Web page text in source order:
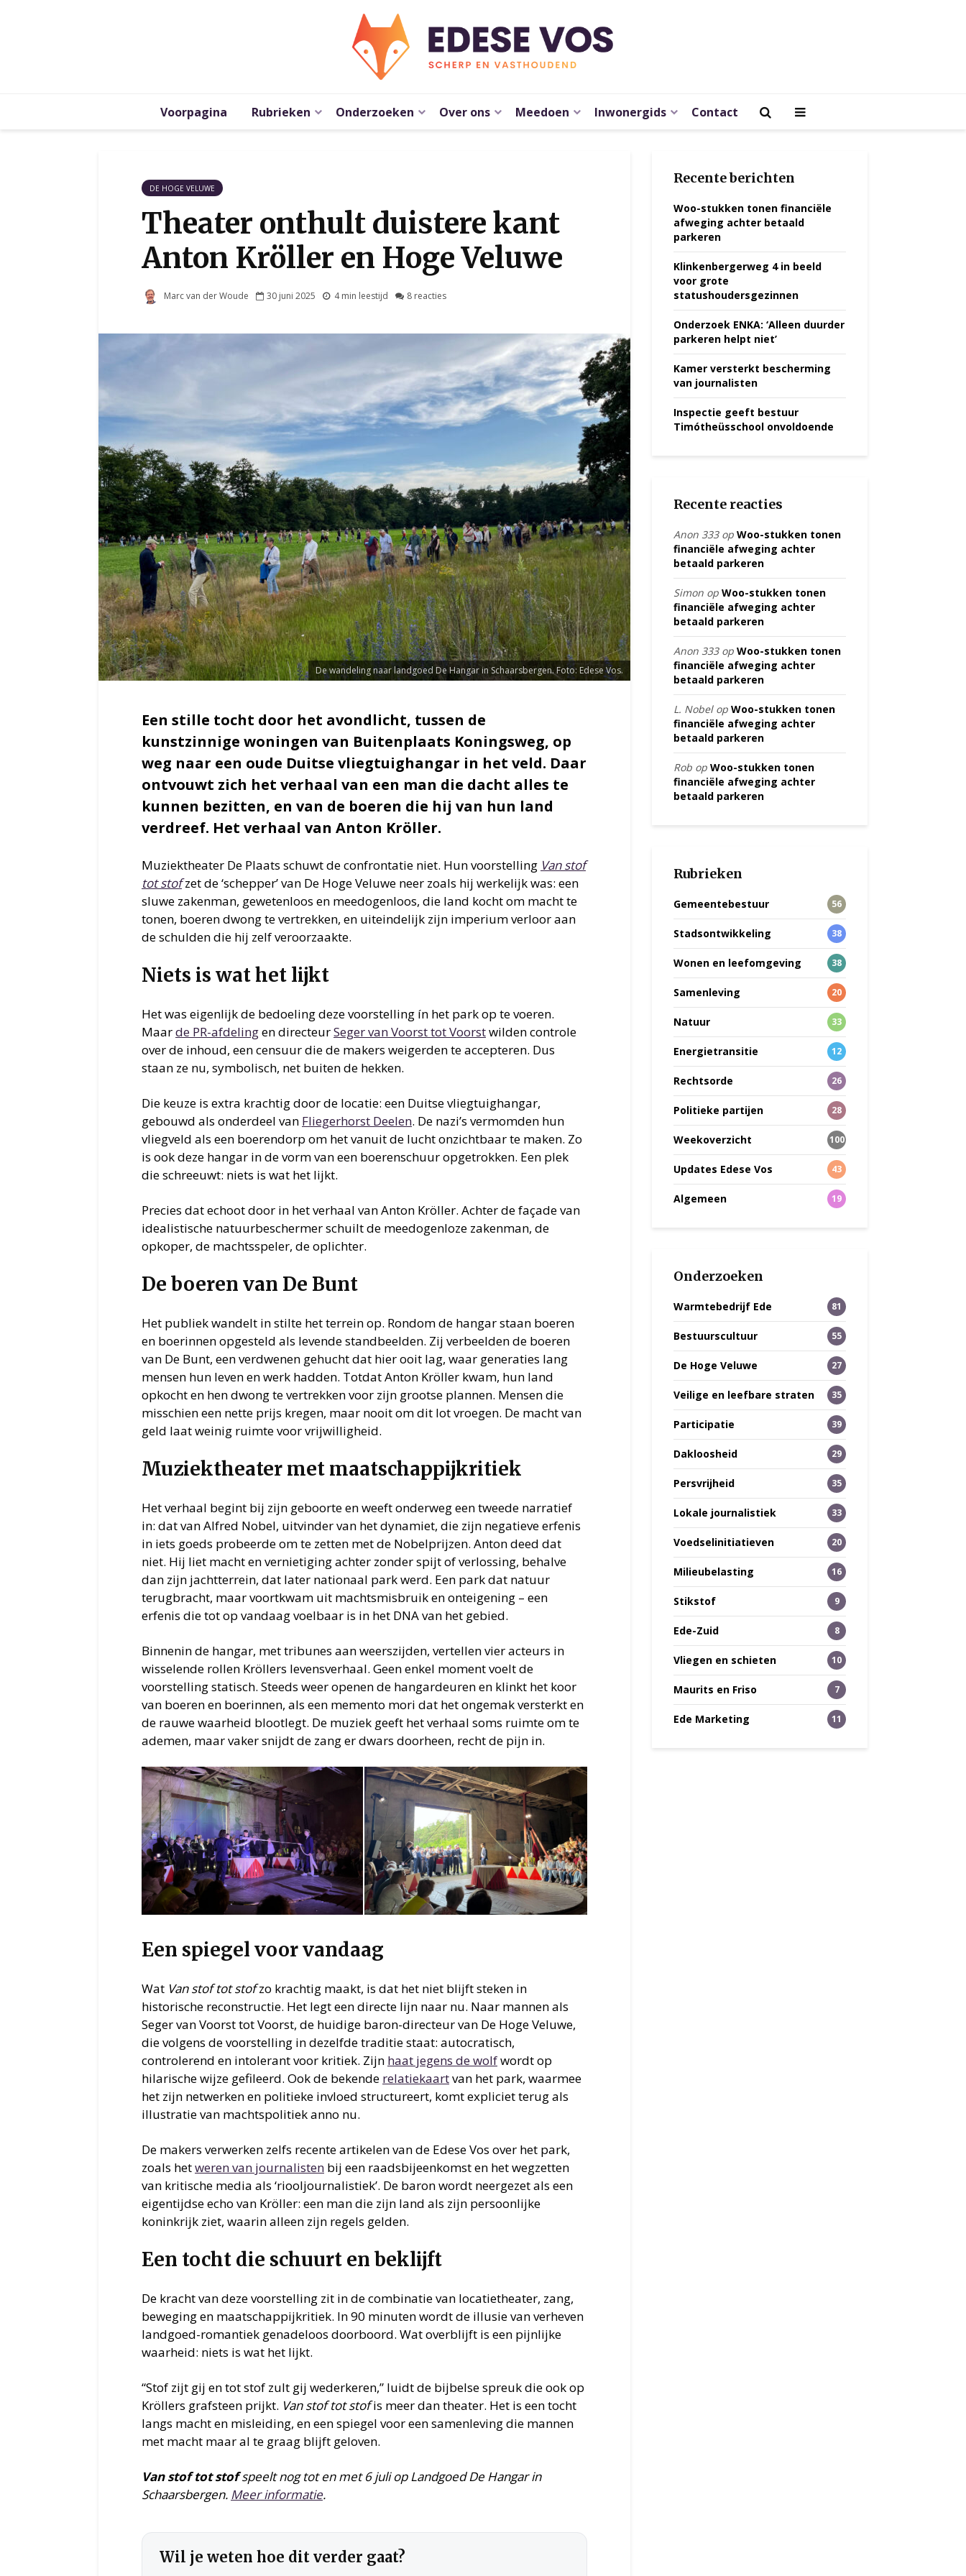
Voorpagina Rubrieken Onderzoeken Over ons Meedoen Inwonergids Contact
DE HOGE VELUWE
Theater onthult duistere kant
Anton Kröller en Hoge Veluwe
Marc van der Woude 30 juni 2025 4 min leestijd 8 reacties
De wandeling naar landgoed De Hangar in Schaarsbergen. Foto: Edese Vos.
Een stille tocht door het avondlicht, tussen de
kunstzinnige woningen van Buitenplaats Koningsweg, op
weg naar een oude Duitse vliegtuighangar in het veld. Daar
ontvouwt zich het verhaal van een man die dacht alles te
kunnen bezitten, en van de boeren die hij van hun land
verdreef. Het verhaal van Anton Kröller.
Muziektheater De Plaats schuwt de confrontatie niet. Hun voorstelling Van stof
tot stofzet de ‘schepper’ van De Hoge Veluwe neer zoals hij werkelijk was: een
sluwe zakenman, gewetenloos en meedogenloos, die land kocht om macht te
tonen, boeren dwong te vertrekken, en uiteindelijk zijn imperium verloor aan
de schulden die hij zelf veroorzaakte.
Niets is wat het lijkt
Het was eigenlijk de bedoeling deze voorstelling ín het park op te voeren.
Maarde PR-afdelingen directeurSeger van Voorst tot Voorstwilden controle
over de inhoud, een censuur die de makers weigerden te accepteren. Dus
staan ze nu, symbolisch, net buiten de hekken.
Die keuze is extra krachtig door de locatie: een Duitse vliegtuighangar,
gebouwd als onderdeel van Fliegerhorst Deelen. De nazi’s vermomden hun
vliegveld als een boerendorp om het vanuit de lucht onzichtbaar te maken. Zo
is ook deze hangar in de vorm van een boerenschuur opgetrokken. Een plek
die schreeuwt: niets is wat het lijkt.
Precies dat echoot door in het verhaal van Anton Kröller. Achter de façade van
idealistische natuurbeschermer schuilt de meedogenloze zakenman, de
opkoper, de machtsspeler, de oplichter.
De boeren van De Bunt
Het publiek wandelt in stilte het terrein op. Rondom de hangar staan boeren
en boerinnen opgesteld als levende standbeelden. Zij verbeelden de boeren
van De Bunt, een verdwenen gehucht dat hier ooit lag, waar generaties lang
mensen hun leven en werk hadden. Totdat Anton Kröller kwam, hun land
opkocht en hen dwong te vertrekken voor zijn grootse plannen. Mensen die
misschien een nette prijs kregen, maar nooit om dit lot vroegen. De macht van
geld laat weinig ruimte voor vrijwilligheid.
Muziektheater met maatschappijkritiek
Het verhaal begint bij zijn geboorte en weeft onderweg een tweede narratief
in: dat van Alfred Nobel, uitvinder van het dynamiet, die zijn negatieve erfenis
in iets goeds probeerde om te zetten met de Nobelprijzen. Anton deed dat
niet. Hij liet macht en vernietiging achter zonder spijt of verlossing, behalve
dan zijn jachtterrein, dat later nationaal park werd. Een park dat natuur
terugbracht, maar voortkwam uit machtsmisbruik en onteigening – een
erfenis die tot op vandaag voelbaar is in het DNA van het gebied.
Binnenin de hangar, met tribunes aan weerszijden, vertellen vier acteurs in
wisselende rollen Kröllers levensverhaal. Geen enkel moment voelt de
voorstelling statisch. Steeds weer openen de hangardeuren en klinkt het koor
van boeren en boerinnen, als een memento mori dat het ongemak versterkt en
de rauwe waarheid blootlegt. De muziek geeft het verhaal soms ruimte om te
ademen, maar vaker snijdt de zang er dwars doorheen, recht de pijn in.
Een spiegel voor vandaag
Wat Van stof tot stofzo krachtig maakt, is dat het niet blijft steken in
historische reconstructie. Het legt een directe lijn naar nu. Naar mannen als
Seger van Voorst tot Voorst, de huidige baron-directeur van De Hoge Veluwe,
die volgens de voorstelling in dezelfde traditie staat: autocratisch,
controlerend en intolerant voor kritiek. Zijn haat jegens de wolfwordt op
hilarische wijze gefileerd. Ook de bekende relatiekaartvan het park, waarmee
het zijn netwerken en politieke invloed structureert, komt expliciet terug als
illustratie van machtspolitiek anno nu.
De makers verwerken zelfs recente artikelen van de Edese Vos over het park,
zoals hetweren van journalisten bij een raadsbijeenkomst en het wegzetten
van kritische media als ‘riooljournalistiek’. De baron wordt neergezet als een
eigentijdse echo van Kröller: een man die zijn land als zijn persoonlijke
koninkrijk ziet, waarin alleen zijn regels gelden.
Een tocht die schuurt en beklijft
De kracht van deze voorstelling zit in de combinatie van locatietheater, zang,
beweging en maatschappijkritiek. In 90 minuten wordt de illusie van verheven
landgoed-romantiek genadeloos doorboord. Wat overblijft is een pijnlijke
waarheid: niets is wat het lijkt.
“Stof zijt gij en tot stof zult gij wederkeren,” luidt de bijbelse spreuk die ook op
Kröllers grafsteen prijkt. Van stof tot stofis meer dan theater. Het is een tocht
langs macht en misleiding, en een spiegel voor een samenleving die mannen
met macht maar al te graag blijft geloven.
Van stof tot stofspeelt nog tot en met 6 juli op Landgoed De Hangar in
Schaarsbergen. Meer informatie.
Wil je weten hoe dit verder gaat?
Recente berichten
Woo-stukken tonen financiële
afweging achter betaald
parkeren
Klinkenbergerweg 4 in beeld
voor grote
statushoudersgezinnen
Onderzoek ENKA: ‘Alleen duurder
parkeren helpt niet’
Kamer versterkt bescherming
van journalisten
Inspectie geeft bestuur
Timótheüsschool onvoldoende
Recente reacties
Anon 333op Woo-stukken tonen
financiële afweging achter
betaald parkeren
Simon op Woo-stukken tonen
financiële afweging achter
betaald parkeren
Anon 333op Woo-stukken tonen
financiële afweging achter
betaald parkeren
L. Nobelop Woo-stukken tonen
financiële afweging achter
betaald parkeren
Rob op Woo-stukken tonen
financiële afweging achter
betaald parkeren
Rubrieken
Gemeentebestuur 56
Stadsontwikkeling 38
Wonen en leefomgeving 38
Samenleving 20
Natuur 33
Energietransitie 12
Rechtsorde 26
Politieke partijen 28
Weekoverzicht 100
Updates Edese Vos 43
Algemeen 19
Onderzoeken
Warmtebedrijf Ede 81
Bestuurscultuur 55
De Hoge Veluwe 27
Veilige en leefbare straten 35
Participatie 39
Dakloosheid 29
Persvrijheid 35
Lokale journalistiek 33
Voedselinitiatieven 20
Milieubelasting 16
Stikstof 9
Ede-Zuid 8
Vliegen en schieten 10
Maurits en Friso 7
Ede Marketing 11